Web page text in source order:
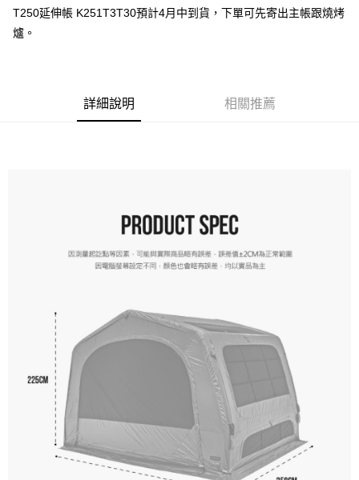
T250延伸帳 K251T3T30預計4月中到貨，下單可先寄出主帳跟燒烤
爐。
詳細說明 相關推薦